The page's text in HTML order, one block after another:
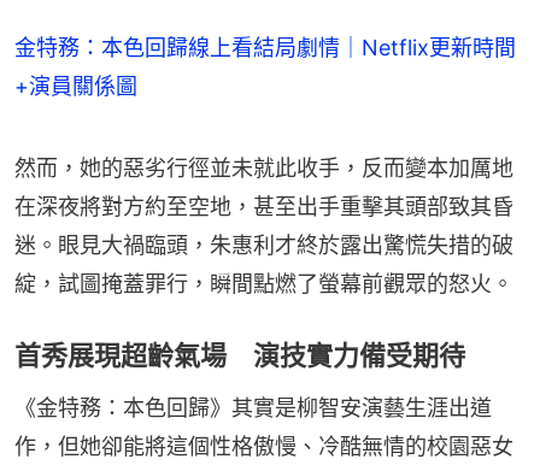
金特務：本色回歸線上看結局劇情｜Netflix更新時間
+演員關係圖
然而，她的惡劣行徑並未就此收手，反而變本加厲地
在深夜將對方約至空地，甚至出手重擊其頭部致其昏
迷。眼見大禍臨頭，朱惠利才終於露出驚慌失措的破
綻，試圖掩蓋罪行，瞬間點燃了螢幕前觀眾的怒火。
首秀展現超齡氣場 演技實力備受期待
《金特務：本色回歸》其實是柳智安演藝生涯出道
作，但她卻能將這個性格傲慢、冷酷無情的校園惡女